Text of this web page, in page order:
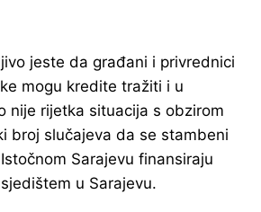
jeste da građani i privrednici
mogu kredite tražiti i u
nije rijetka situacija s obzirom
broj slučajeva da se stambeni
Sarajevu finansiraju
u Sarajevu.